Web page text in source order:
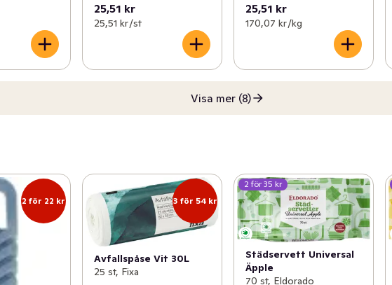
25,51 kr
25,51 kr /st
25,51 kr
170,07 kr /kg
Visa mer (8)
2 för 22 kr 3 för 54 kr
Avfallspåse Vit 30L
25 st, Fixa
2 för 35 kr
Städservett Universal
Äpple
70 st, Eldorado